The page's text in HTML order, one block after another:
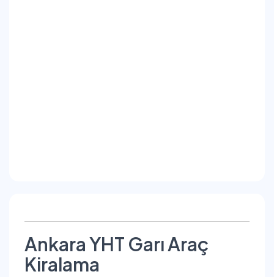
Ankara YHT Garı Araç
Kiralama